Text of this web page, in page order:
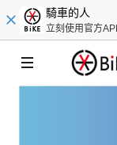
騎車的人
立刻使用官方